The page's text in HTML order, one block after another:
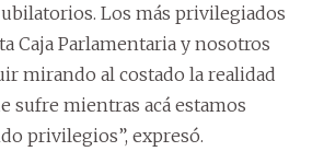
Los más privilegiados
Caja Parlamentaria y nosotros
mirando al costado la realidad
sufre mientras acá estamos
privilegios”, expresó.